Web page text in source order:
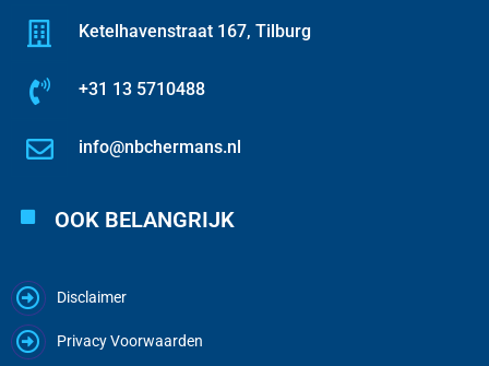
Ketelhavenstraat 167, Tilburg
+31 13 5710488
info@nbchermans.nl
OOK BELANGRIJK
Disclaimer
Privacy Voorwaarden